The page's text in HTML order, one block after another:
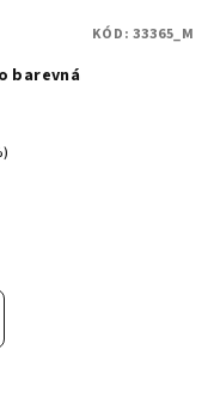
barevná
KÓD:33365_M